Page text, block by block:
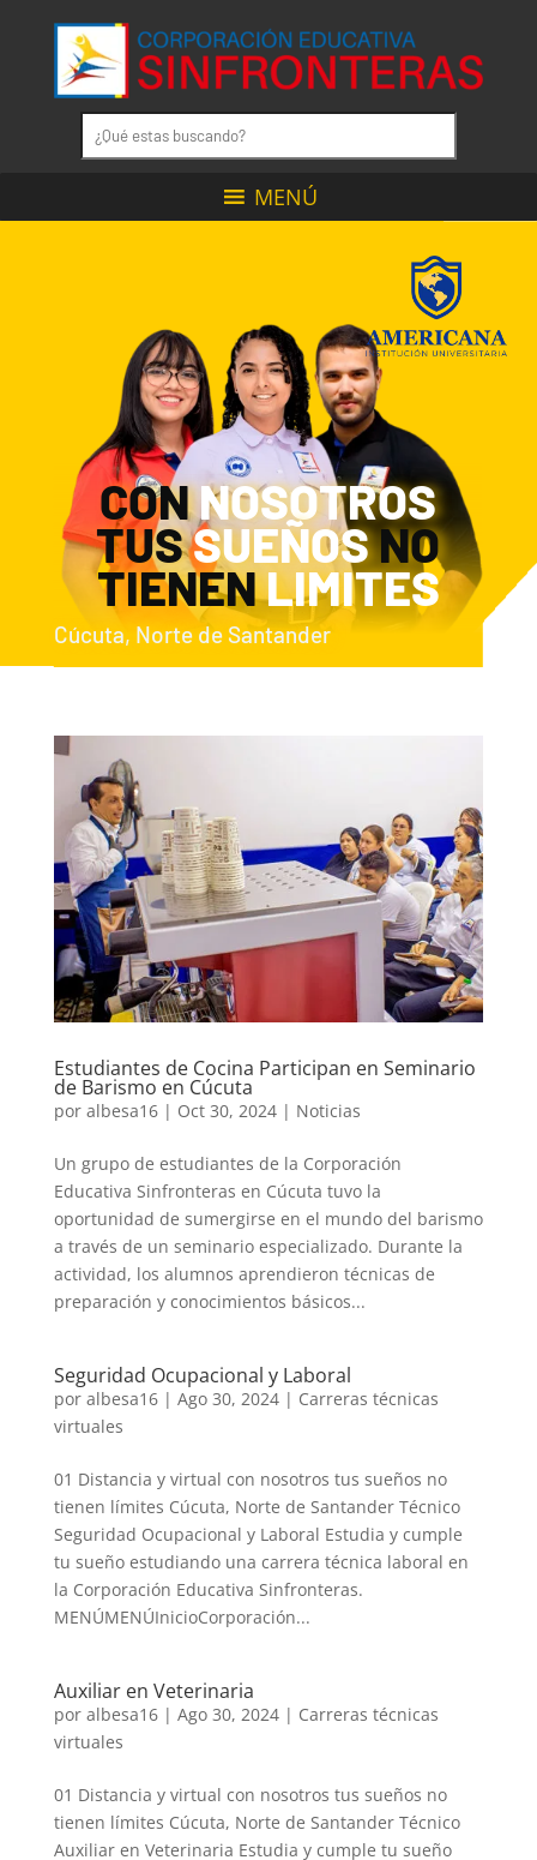
MENÚ
CONNOSOTROS
TUSSUEÑOSNO
TIENENLIMITES
Cúcuta, Norte de Santander
Estudiantes de Cocina Participan en Seminario
de Barismo en Cúcuta
por albesa16| Oct 30, 2024| Noticias
Un grupo de estudiantes de la Corporación
Educativa Sinfronteras en Cúcuta tuvo la
oportunidad de sumergirse en el mundo del barismo
a través de un seminario especializado. Durante la
actividad, los alumnos aprendieron técnicas de
preparación y conocimientos básicos...
Seguridad Ocupacional y Laboral
por albesa16| Ago 30, 2024| Carreras técnicas
virtuales
01 Distancia y virtual con nosotros tus sueños no
tienen límites Cúcuta, Norte de Santander Técnico
Seguridad Ocupacional y Laboral Estudia y cumple
tu sueño estudiando una carrera técnica laboral en
la Corporación Educativa Sinfronteras.
MENÚMENÚInicioCorporación...
Auxiliar en Veterinaria
por albesa16| Ago 30, 2024| Carreras técnicas
virtuales
01 Distancia y virtual con nosotros tus sueños no
tienen límites Cúcuta, Norte de Santander Técnico
Auxiliar en Veterinaria Estudia y cumple tu sueño